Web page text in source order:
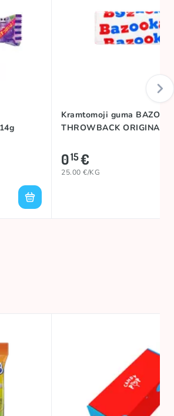
Kramtomoji guma
THROWBACK ORIGINAL,
015€
25.00 €/KG